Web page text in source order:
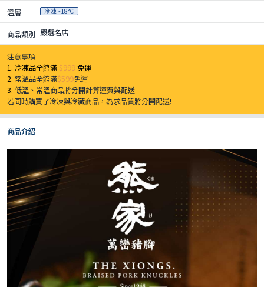
溫層 冷凍 -18°C
商品類別 嚴選名店
注意事項
1. 冷凍品全館滿 $999免運
2. 常溫品全館滿$599免運
3.低溫、常溫商品將分開計算運費與配送
若同時購買了冷凍與冷藏商品，為求品質將分開配送!
商品介紹